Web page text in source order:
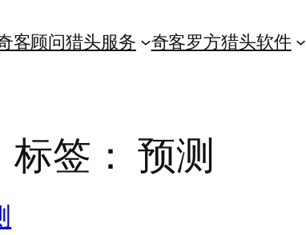
客顾问猎头服务 奇客罗方猎头软件
标签： 预测